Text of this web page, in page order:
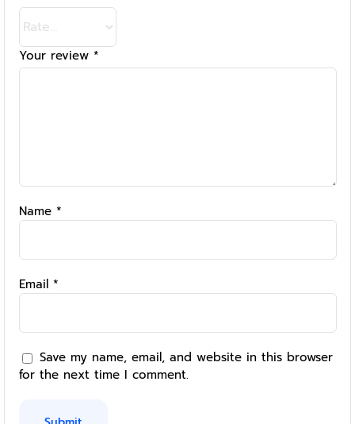
Your review *
Name *
Email *
Save my name, email, and website in this browser
for the next time I comment.